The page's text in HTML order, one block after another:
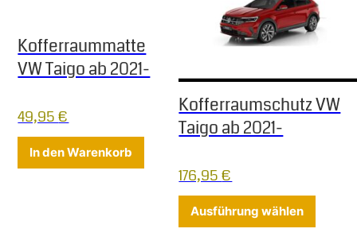
Kofferraummatte
VW Taigo ab 2021-
49,95€
In den Warenkorb
Kofferraumschutz VW
Taigo ab 2021-
176,95€
Ausführung wählen